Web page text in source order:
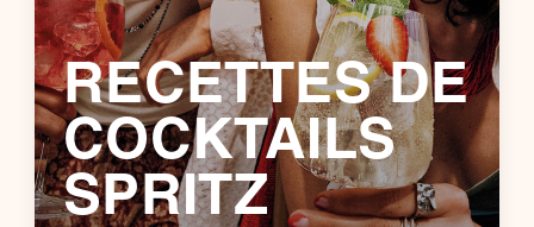
RECETTES DE
COCKTAILS
SPRITZ